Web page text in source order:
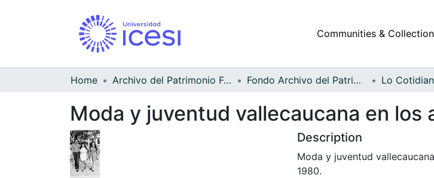
Communities &
Home Archivo del Patrimonio Fotográfico y Fílmico del Valle del Cauca Fondo Archivo del Patrimonio Fotográfico y Fílmico del Valle del Cauca Lo
Moda y juventud vallecaucana en los
Description
Moda y juventud
1980.